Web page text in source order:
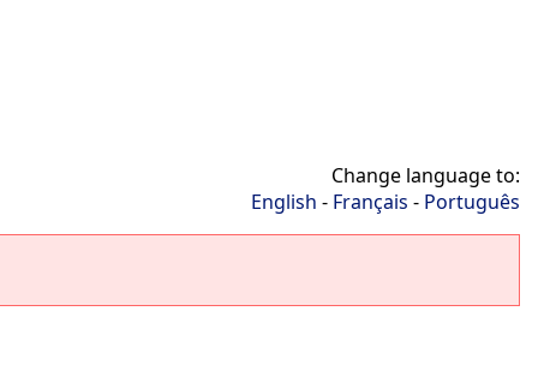
Change language to:
English - Français - Português